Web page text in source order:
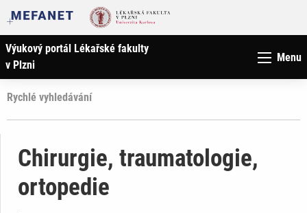
Výukový portál Lékařské fakulty
v Plzni
Menu
Rychlé vyhledávání
Chirurgie, traumatologie,
ortopedie